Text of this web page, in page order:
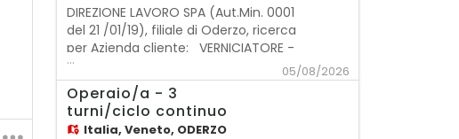
DIREZIONE LAVORO SPA (Aut.Min. 0001
del 21 /01/19), filiale di Oderzo, ricerca
per Azienda cliente: VERNICIATORE -
VERNICIATRICE Mansioni: - Gestione
dell'impianto di verniciatura -
Preparazione colori e tinte Requisiti
richiesti: - Esperienza pregressa nel
...
05/08/2026
Operaio/a - 3
turni/ciclo continuo
Italia, Veneto, ODERZO